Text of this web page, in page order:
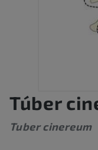
Túber
Tuber cinereum